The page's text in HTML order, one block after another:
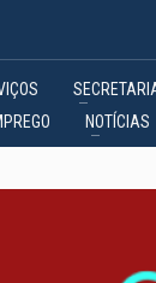
NOTÍCIAS